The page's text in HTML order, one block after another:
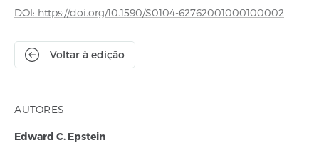
DOI: https://doi.org/10.1590/S0104-62762001000100002
Voltar à edição
AUTORES
Edward C. Epstein